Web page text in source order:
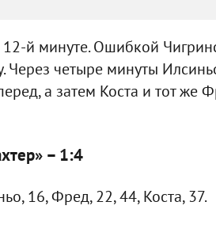
12-й минуте. Ошибкой
Через четыре минуты
а затем Коста и тот же
– 1:4
16, Фред, 22, 44, Коста, 37.